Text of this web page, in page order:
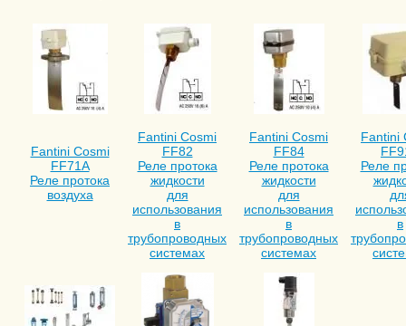
Fantini Cosmi
FF71A
Реле протока
воздуха
Fantini Cosmi
FF82
Реле протока
жидкости
для
использования
в
трубопроводных
системах
Fantini Cosmi
FF84
Реле протока
жидкости
для
использования
в
трубопроводных
системах
Fantini
Реле
в